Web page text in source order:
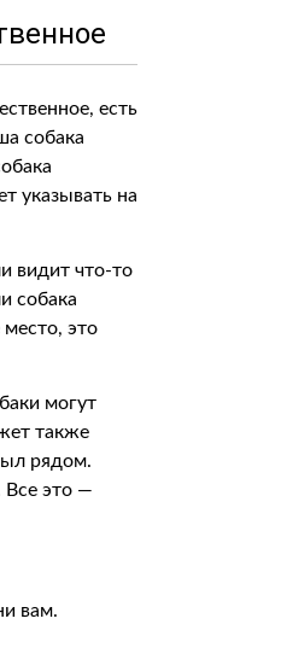
есть
собака
указывать на
видит что-то
собака
это
могут
также
рядом.
Все это —
вам.